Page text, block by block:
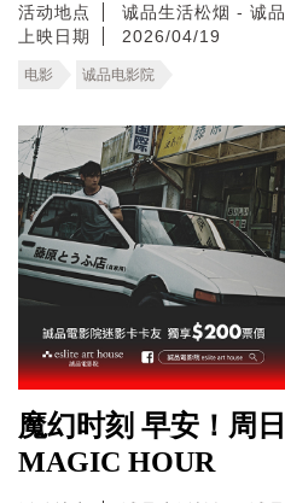
活动地点
诚品生活松烟 - 诚
上映日期
2026/04/19
电影 诚品电影院
魔幻时刻 早安！周
MAGIC HOUR